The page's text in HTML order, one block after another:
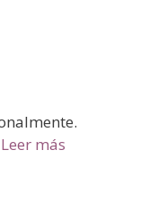
Leer más